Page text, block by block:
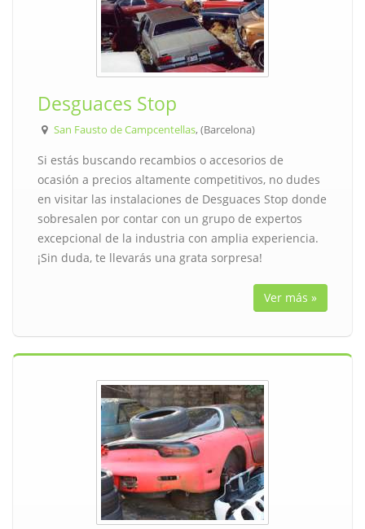
Desguaces Stop
San Fausto de Campcentellas, (Barcelona)
Si estás buscando recambios o accesorios de
ocasión a precios altamente competitivos, no dudes
en visitar las instalaciones de Desguaces Stop donde
sobresalen por contar con un grupo de expertos
excepcional de la industria con amplia experiencia.
¡Sin duda, te llevarás una grata sorpresa!
Ver más »